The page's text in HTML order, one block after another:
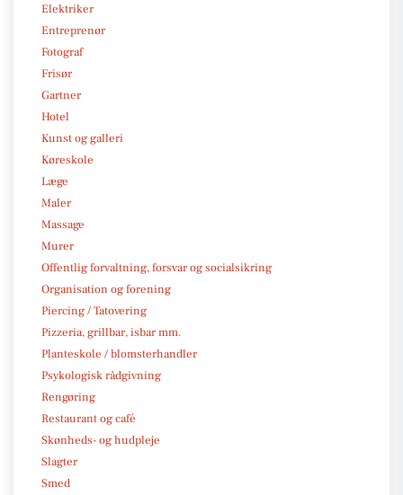
Elektriker
Entreprenør
Fotograf
Frisør
Gartner
Hotel
Kunst og galleri
Køreskole
Læge
Maler
Massage
Murer
Offentlig forvaltning, forsvar og socialsikring
Organisation og forening
Piercing / Tatovering
Pizzeria, grillbar, isbar mm.
Planteskole / blomsterhandler
Psykologisk rådgivning
Rengøring
Restaurant og café
Skønheds- og hudpleje
Slagter
Smed